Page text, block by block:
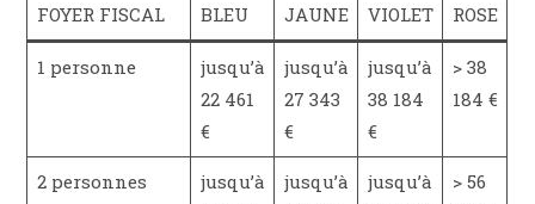
FOYER FISCAL BLEU JAUNE VIOLET ROSE
1 personne
jusqu’à
22 461
€
jusqu’à
27 343
€
jusqu’à
38 184
€
> 38
184 €
2 personnes
jusqu’à
jusqu’à
jusqu’à
> 56